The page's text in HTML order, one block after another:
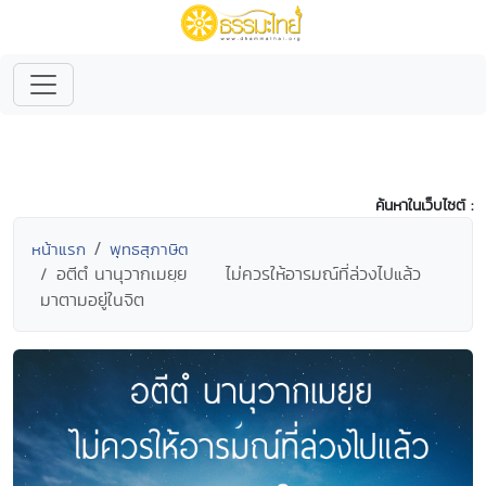
ค้นหาในเว็บไซต์ :
หน้าแรก พุทธสุภาษิต
อตีตํ นานุวากเมยฺย ไม่ควรให้อารมณ์ที่ล่วงไปแล้ว
มาตามอยู่ในจิต